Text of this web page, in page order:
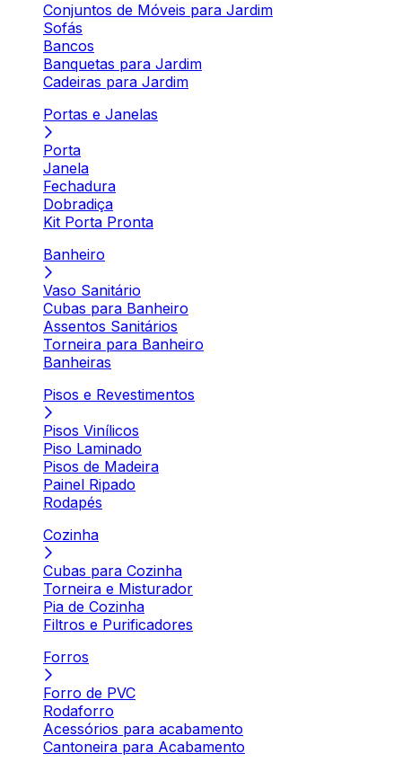
Conjuntos de Móveis para Jardim
Sofás
Bancos
Banquetas para Jardim
Cadeiras para Jardim
Portas e Janelas
Porta
Janela
Fechadura
Dobradiça
Kit Porta Pronta
Banheiro
Vaso Sanitário
Cubas para Banheiro
Assentos Sanitários
Torneira para Banheiro
Banheiras
Pisos e Revestimentos
Pisos Vinílicos
Piso Laminado
Pisos de Madeira
Painel Ripado
Rodapés
Cozinha
Cubas para Cozinha
Torneira e Misturador
Pia de Cozinha
Filtros e Purificadores
Forros
Forro de PVC
Rodaforro
Acessórios para acabamento
Cantoneira para Acabamento